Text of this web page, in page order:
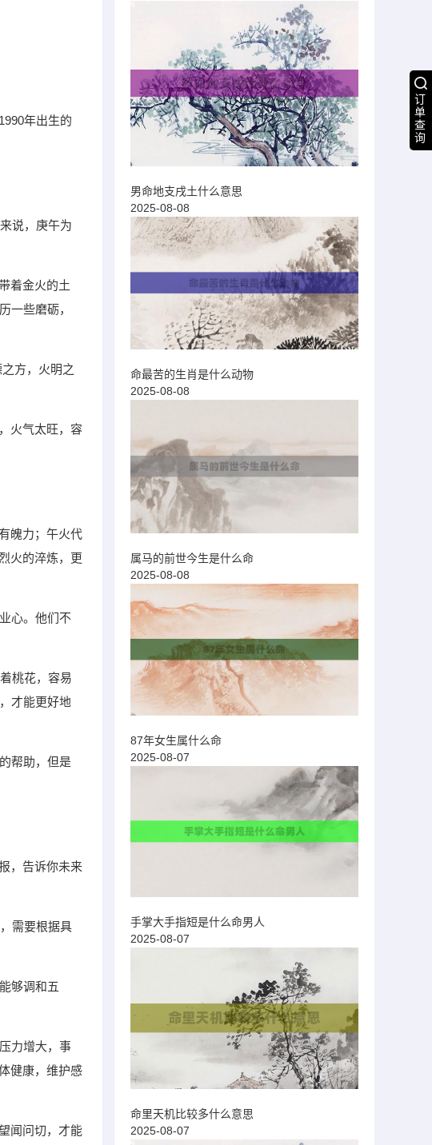
订
单
查
询
年出生的
说，庚午为
着金火的土
一些磨砺，
方，火明之
火气太旺，容
魄力；午火代
火的淬炼，更
心。他们不
桃花，容易
才能更好地
帮助，但是
，告诉你未来
需要根据具
够调和五
力增大，事
健康，维护感
闻问切，才能
男命地支戌土什么意思
2025-08-08
命最苦的生肖是什么动物
2025-08-08
属马的前世今生是什么命
2025-08-08
87年女生属什么命
2025-08-07
手掌大手指短是什么命男人
2025-08-07
命里天机比较多什么意思
2025-08-07